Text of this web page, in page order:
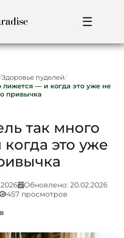
☰
Здоровье пуделей/
лижется — и когда это уже не
привычка
так много
это уже
Обновлено: 20.02.2026
457 просмотров